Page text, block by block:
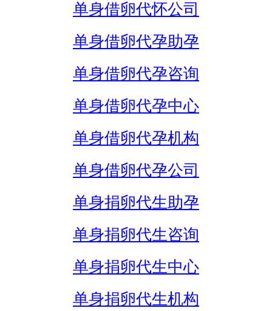
单身借卵代怀公司
单身借卵代孕助孕
单身借卵代孕咨询
单身借卵代孕中心
单身借卵代孕机构
单身借卵代孕公司
单身捐卵代生助孕
单身捐卵代生咨询
单身捐卵代生中心
单身捐卵代生机构